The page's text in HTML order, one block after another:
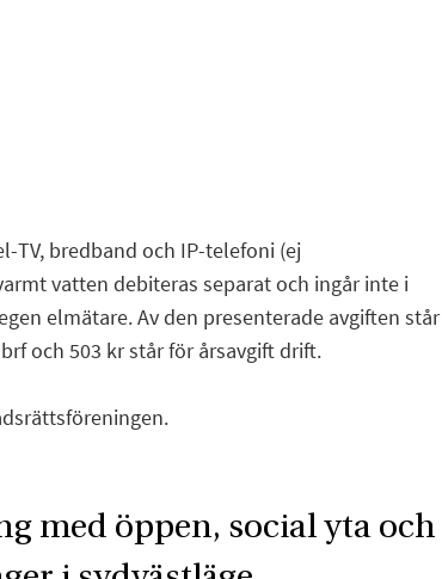
TV, bredband och IP-telefoni (ej
vatten debiteras separat och ingår inte i
elmätare. Av den presenterade avgiften står
och 503 kr står för årsavgift drift.
med öppen, social yta och